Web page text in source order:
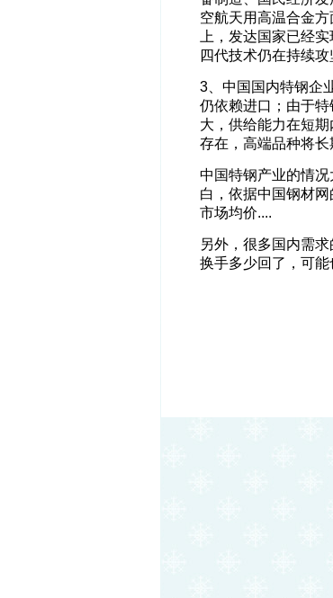
空航天用高温合金
上，发达国家已经
四代技术仍在持续攻
3、中国国内特钢企
仍依赖进口；由于
大，供给能力在短
存在，高端品种将长
中国特钢产业的情
白，依据中国钢材
市场均价....
另外，很多国内需
换手多少回了，可能